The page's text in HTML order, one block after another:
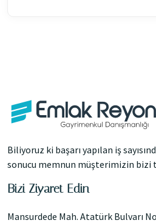
Biliyoruz ki başarı yapılan iş
sonucu memnun müşterimizin bizi
Bizi Ziyaret Edin
Mansurdede Mah. Atatürk Bulvarı